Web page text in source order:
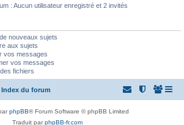
: Aucun utilisateur enregistré et 2 invités
nouveaux sujets
aux sujets
vos messages
vos messages
fichiers
Index du forum
phpBB® Forum Software © phpBB Limited
Traduit parphpBB-fr.com